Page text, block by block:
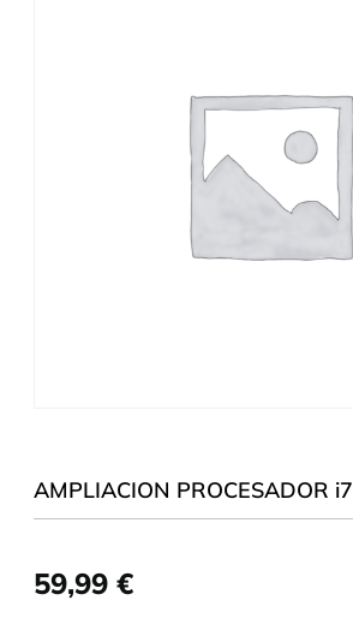
AMPLIACION PROCESADOR i7
59,99 €